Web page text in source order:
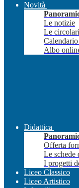
Novità
Le notizie
Le circolari
Albo
Didattica
Offerta
Le schede
I progetti
Liceo Classico
Liceo Artistico